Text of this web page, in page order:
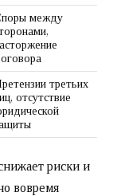
между
третьих
отсутствие
риски и
вовремя